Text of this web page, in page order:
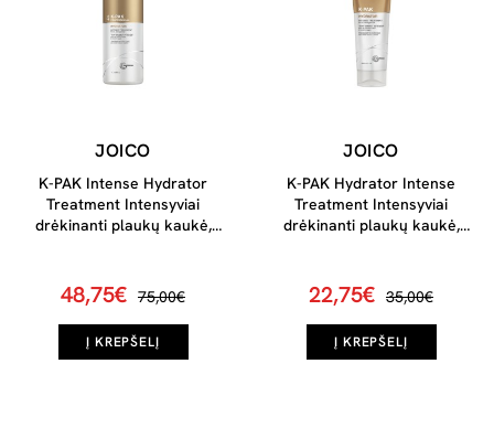
JOICO
K-PAK Intense Hydrator
Treatment Intensyviai
drėkinanti plaukų kaukė,
48,75€ 75,00€
Į KREPŠELĮ
JOICO
K-PAK Hydrator Intense
Treatment Intensyviai
drėkinanti plaukų kaukė,
22,75€ 35,00€
Į KREPŠELĮ